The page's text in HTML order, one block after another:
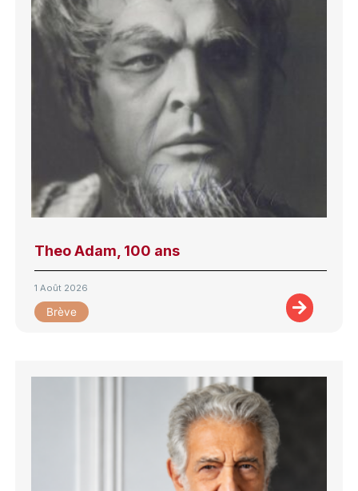
Theo Adam, 100 ans
1 Août 2026
Brève